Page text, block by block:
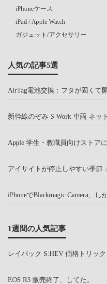
iPhoneケース
iPad / Apple Watch
ガジェット/アクセサリー
人気の記事5選
AirTag電池交換：フタが固くて
新幹線のぞみ S Work 車両 ネッ
Apple 学生・教職員向けストア
アイサイトが停止しやすい季節
iPhoneでBlackmagic Camera、し
1週間の人気記事
レイバック S:HEV 価格トリック
EOS R3 販売終了、してた。